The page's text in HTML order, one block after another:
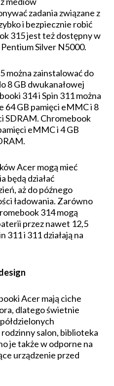
zadania związane z
i bezpiecznie robić
315 jest też dostępny w
Silver N5000.
można zainstalować do
8 GB dwukanałowej
314 i Spin 311 można
64 GB pamięci eMMC i 8
SDRAM. Chromebook
eMMC i 4 GB
Acer mogą mieć
będą działać
aż do późnego
ładowania. Zarówno
314 mogą
przez nawet 12,5
311 i 311 działają na
Acer mają ciche
dlatego świetnie
salon, biblioteka
je także w odporne na
urządzenie przed